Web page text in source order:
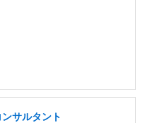
サルタント